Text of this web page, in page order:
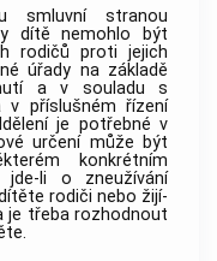
smluvní stranou
dítě nemohlo být
rodičů proti jejich
úřady na základě
a v souladu s
v příslušném řízení
je potřebné v
určení může být
konkrétním
jde-li o zneužívání
rodiči nebo žijí-
je třeba rozhodnout